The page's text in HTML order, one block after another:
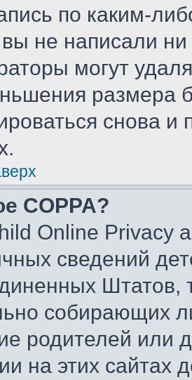
по каким-
не написали
могут
размера
снова и
COPPA?
Online Privacy
сведений
Штатов,
собирающих
родителей или
на этих сайтах